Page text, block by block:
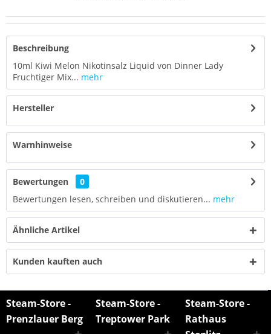
Beschreibung
10ml Kiwi Melon Nikotinsalz Liquid von Dinner Lady
Fruchtiger Mix... mehr
Hersteller
Warnhinweise
Bewertungen
0
Bewertungen lesen, schreiben und diskutieren... mehr
Ähnliche Artikel
Kunden kauften auch
Steam-Store -
Prenzlauer Berg
Steam-Store -
Treptower Park
Steam-Store -
Rathaus